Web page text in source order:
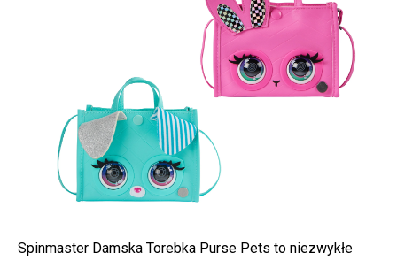
Spinmaster Damska Torebka Purse Pets to niezwykłe